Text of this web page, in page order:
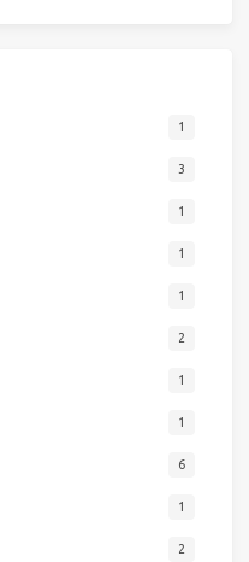
1
3
1
1
1
2
1
1
6
1
2